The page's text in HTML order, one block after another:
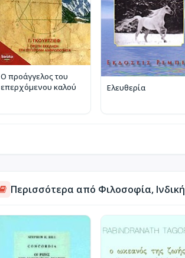
Ο προάγγελος του
επερχόμενου καλού
Ελευθερία
Περισσότερα από Φιλοσοφία, Ινδική